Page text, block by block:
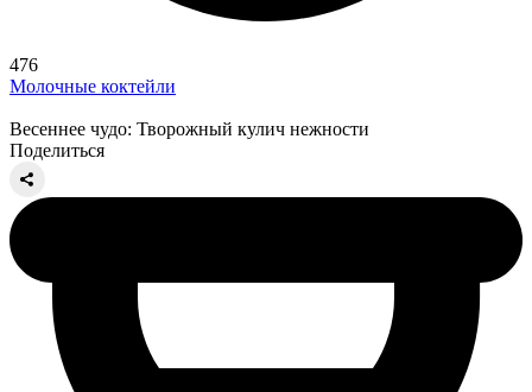
476
Молочные коктейли
Весеннее чудо: Творожный кулич нежности
Поделиться